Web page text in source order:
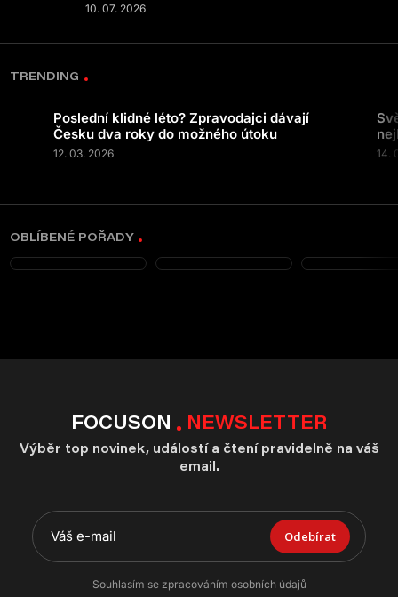
10. 07. 2026
TRENDING
Poslední klidné léto? Zpravodajci dávají
Česku dva roky do možného útoku
12. 03. 2026 14.
OBLÍBENÉ POŘADY
FOCUSON NEWSLETTER
Výběr top novinek, událostí a čtení pravidelně na váš
email.
Odebírat
Souhlasím se zpracováním osobních údajů